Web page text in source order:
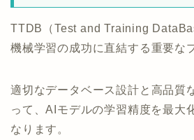
TTDB（Test and Training
機械学習の成功に直結する重要な
適切なデータベース設計と高品質
って、AIモデルの学習精度を最大
なります。